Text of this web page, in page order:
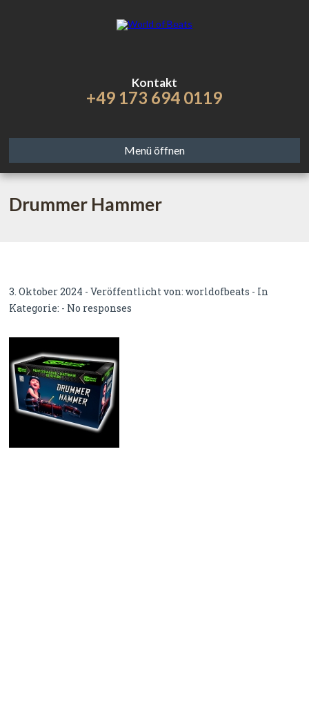
Kontakt
+49 173 694 0119
Menü öffnen
Drummer Hammer
3. Oktober 2024 - Veröffentlicht von:worldofbeats - In
Kategorie: - No responses